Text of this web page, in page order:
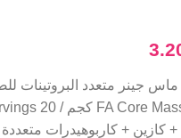
كازين + كاربوهيدرات متعددة